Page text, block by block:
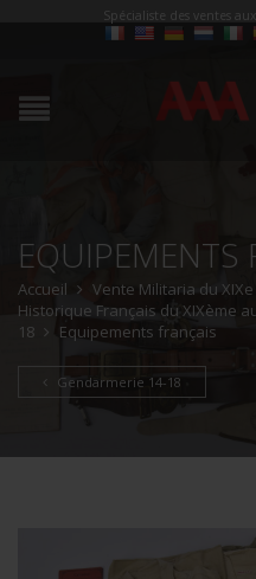
Spécialiste des ventes
EQUIPEMENTS
Accueil Vente Militaria du
Historique Français du XIXème
18
Equipements français
Gendarmerie 14-18